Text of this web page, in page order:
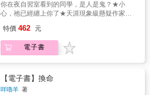
你在夜自習室看到的同學，是人是鬼？★小
心，祂已經纏上你了★天涯現象級懸疑作家韋
有一劫，無法躲避，無法化解。」大一新生南
磊，在慶祝完自己十八歲生日之後，周遭頻繁
發生詭異事件關燈後，寢室不再是他熟悉的模
卻撞到一雙懸掛在空中的皮鞋，皮鞋內，好像
還有一雙腳……咚咚咚！凌晨四點零四分，有
特價 462 元
電子書
【電子書】換命
咩嚕羊 著